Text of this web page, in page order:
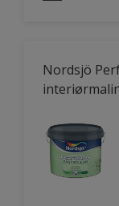
Nordsjö